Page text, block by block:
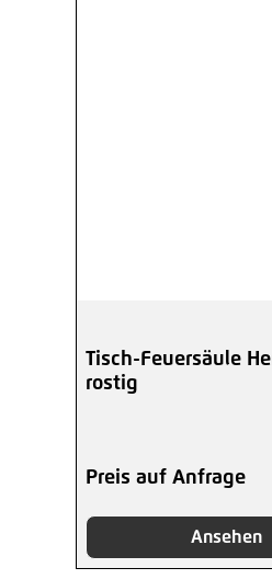
Tisch-Feuersäule
rostig
Preis auf Anfrage
Ansehen